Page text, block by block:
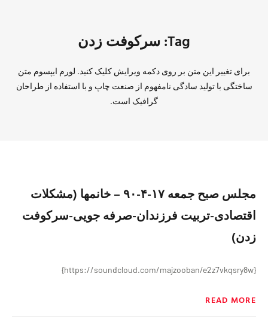
Tag: سرکوفت زدن
برای تغییر این متن بر روی دکمه ویرایش کلیک کنید. لورم ایپسوم متن
ساختگی با تولید سادگی نامفهوم از صنعت چاپ و با استفاده از طراحان
گرافیک است.
مجلس صبح جمعه ۱۷-۴-۹۰ – خانمها (مشکلات
اقتصادی-تربیت فرزندان-صرفه جویی-سرکوفت
زدن)
{https://soundcloud.com/majzooban/e2z7vkqsry8w}
READ MORE